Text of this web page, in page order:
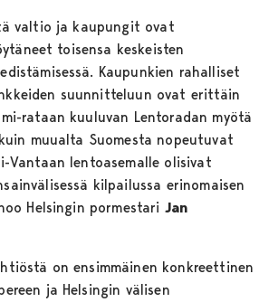
valtio ja kaupungit ovat
toisensa keskeisten
Kaupunkien rahalliset
suunnitteluun ovat erittäin
rataan kuuluvan Lentoradan myötä
muualta Suomesta nopeutuvat
Vantaan lentoasemalle olisivat
kilpailussa erinomaisen
Helsingin pormestari Jan
on ensimmäinen konkreettinen
ja Helsingin välisen